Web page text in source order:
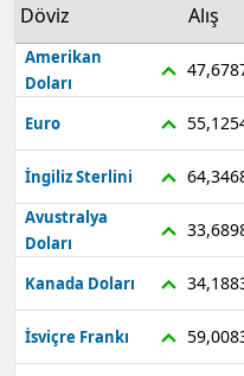
Döviz Alış
Amerikan
Doları
Euro
İngiliz Sterlini
Avustralya
Doları
Kanada Doları
İsviçre Frankı